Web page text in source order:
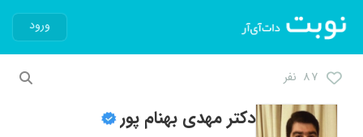
ورود
۸۷ نفر
دکتر مهدی بهنام پور